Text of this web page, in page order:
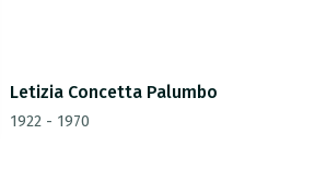
Letizia Concetta Palumbo
1922 - 1970